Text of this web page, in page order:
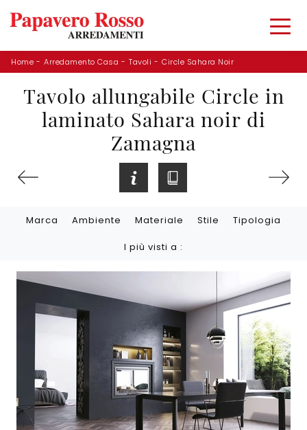
Home - Arredamento Casa - Tavoli - Circle Sahara Noir
Tavolo allungabile Circle in
laminato Sahara noir di
Zamagna
Marca Ambiente Materiale Stile Tipologia
I più visti a :